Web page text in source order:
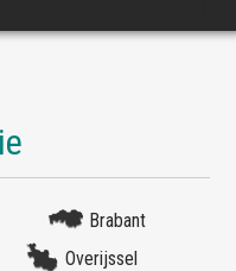
Brabant
Overijssel